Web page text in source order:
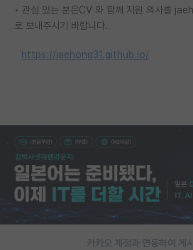
유학교육
이벤트
• 관심 있는 분은CV 와 함께 지원 의사를
로 보내주시기 바랍니다.
https://jaehong31.github.io/
카카오 계정과 연동하여 게